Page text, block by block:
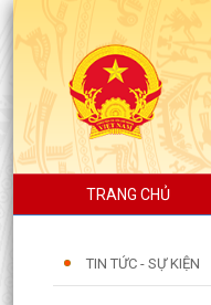
TRANG CHỦ
TIN TỨC - SỰ KIỆN